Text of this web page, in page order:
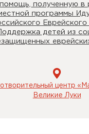
помощь, полученную в
программы
Еврейского
детей из
центр
Великие Луки